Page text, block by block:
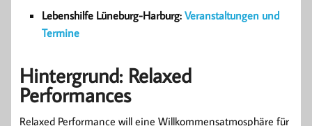
Lebenshilfe Lüneburg-Harburg: Veranstaltungen und
Termine
Hintergrund: Relaxed
Performances
Relaxed Performance will eine Willkommensatmosphäre für